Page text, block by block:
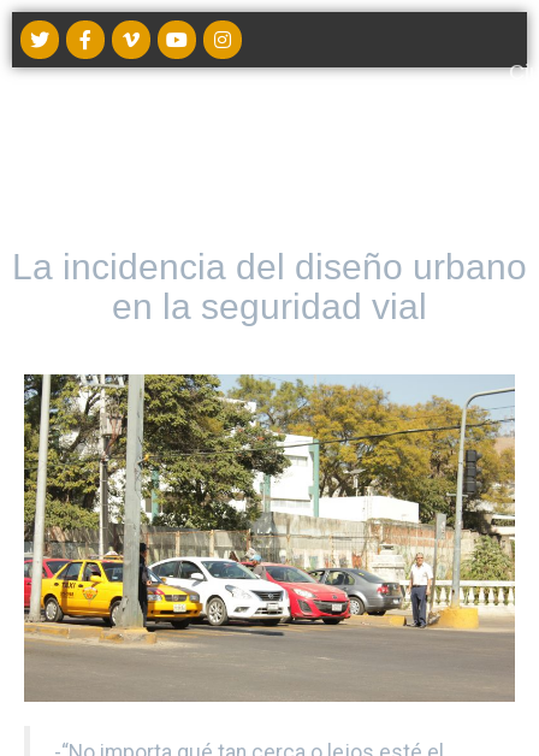
La incidencia del diseño urbano
en la seguridad vial